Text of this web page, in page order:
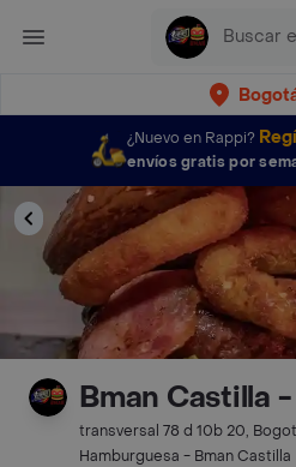
¿Nuevo en Rappi?
envíos gratis por
Bman Castilla
transversal 78 d 10b 20,
Hamburguesa - Bman Castilla